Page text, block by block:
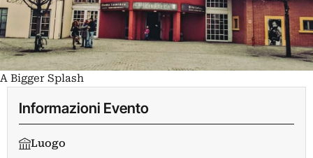
A Bigger Splash
Informazioni Evento
Luogo